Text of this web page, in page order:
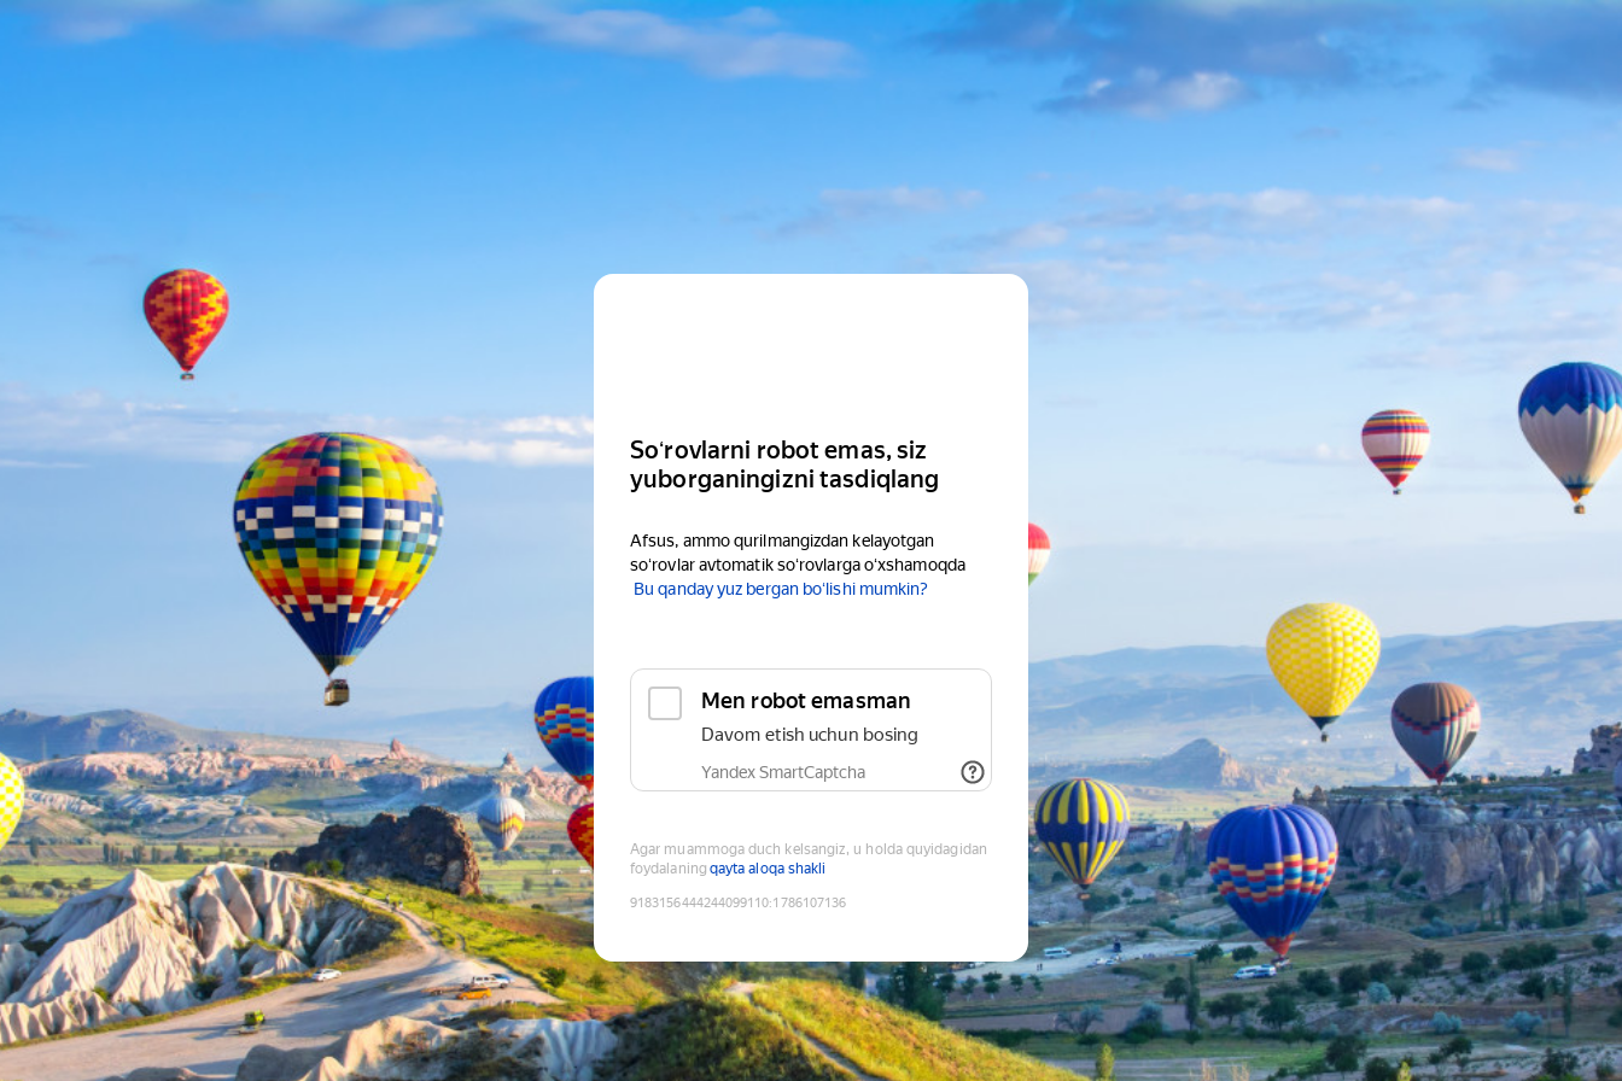
Soʻrovlarni robot emas, siz
yuborganingizni tasdiqlang
Afsus, ammo qurilmangizdan kelayotgan
soʻrovlar avtomatik soʻrovlarga oʻxshamoqda
Bu qanday yuz bergan boʻlishi mumkin?
Men robot emasman
Davom etish uchun bosing
Yandex SmartCaptcha
Agar muammoga duch kelsangiz, u holda quyidagidan
foydalaning qayta aloqa shakli
9183156444244099110:1786107136